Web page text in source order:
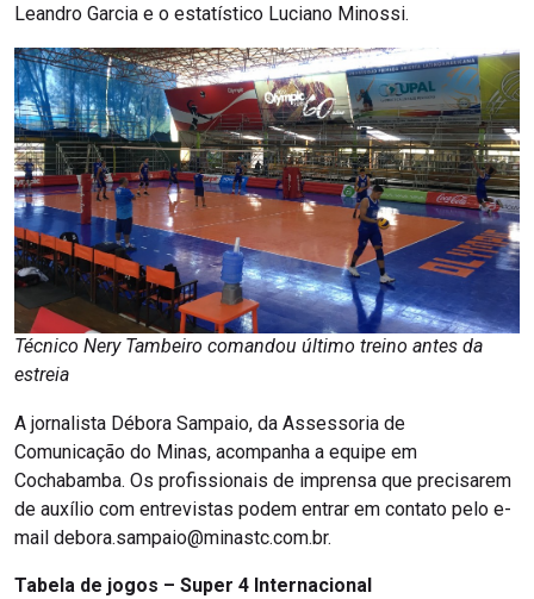
Leandro Garcia e o estatístico Luciano Minossi.
Técnico Nery Tambeiro comandou último treino antes da
estreia
A jornalista Débora Sampaio, da Assessoria de
Comunicação do Minas, acompanha a equipe em
Cochabamba. Os profissionais de imprensa que precisarem
de auxílio com entrevistas podem entrar em contato pelo e-
mail debora.sampaio@minastc.com.br.
Tabela de jogos – Super 4 Internacional